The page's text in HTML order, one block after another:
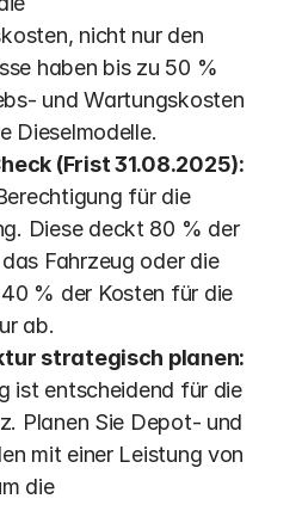
nicht nur den
haben bis zu 50 %
und Wartungskosten
Dieselmodelle.
(Frist 31.08.2025):
für die
Diese deckt 80 % der
Fahrzeug oder die
% der Kosten für die
ab.
strategisch planen:
ist entscheidend für die
Planen Sie Depot- und
mit einer Leistung von
die